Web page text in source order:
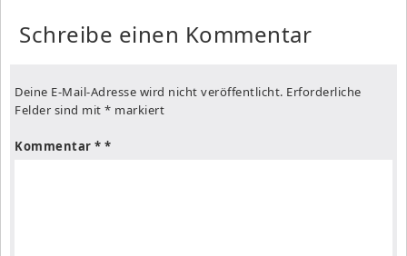
Schreibe einen Kommentar
Deine E-Mail-Adresse wird nicht veröffentlicht. Erforderliche
Felder sind mit * markiert
Kommentar *